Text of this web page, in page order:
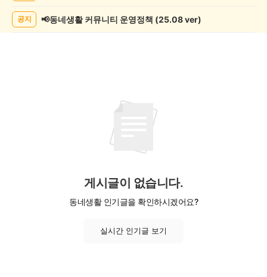
록
공지 📢동네생활 커뮤니티 운영정책 (25.08 ver)
게시글이 없습니다.
동네생활 인기글을 확인하시겠어요?
실시간 인기글 보기